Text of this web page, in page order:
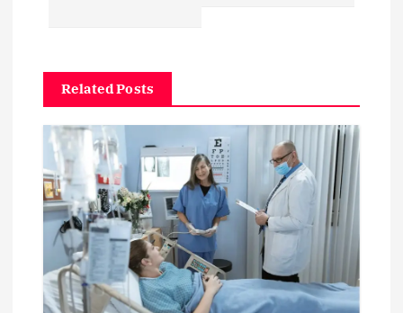
a
č
Related Posts